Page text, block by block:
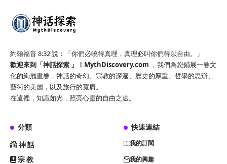
約翰福音 8:32 說：「你們必曉得真理，真理必叫你們得以自由。」
歡迎來到「神話探索 」！ MythDiscovery.com ，我們為您鋪展一卷文
化的絢麗畫卷，神話的奇幻、宗教的深邃、歷史的厚重、哲學的思辯、
藝術的美麗，以及旅行的寬廣。
在這裡，知識如光，照亮心靈的自由之途。
分類
神話
宗教
快速連結
我的訂閱
我的興趣